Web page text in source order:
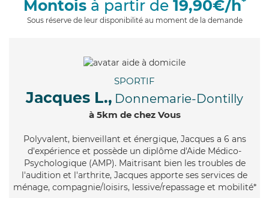
Montoisà partir de 19,90€/h
Sous réserve de leur disponibilité au moment de la demande
SPORTIF
Jacques L., Donnemarie-Dontilly
à 5km de chez Vous
Polyvalent, bienveillant et énergique, Jacques a 6 ans
d'expérience et possède un diplôme d'Aide Médico-
Psychologique (AMP). Maitrisant bien les troubles de
l'audition et l'arthrite, Jacques apporte ses services de
ménage, compagnie/loisirs, lessive/repassage et mobilité*